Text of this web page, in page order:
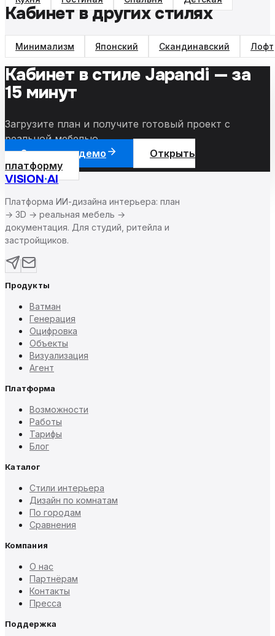
Кабинет в других стилях
Минимализм Японский Скандинавский Лофт
Кабинет в стиле Japandi — за
15 минут
Загрузите план и получите готовый проект с
реальной мебелью.
Запросить демо
Открыть
платформу
VISION·AI
Платформа ИИ-дизайна интерьера: план
→ 3D → реальная мебель →
документация. Для студий, ритейла и
застройщиков.
Продукты
Ватман
Генерация
Оцифровка
Объекты
Визуализация
Агент
Платформа
Возможности
Работы
Тарифы
Блог
Каталог
Стили интерьера
Дизайн по комнатам
По городам
Сравнения
Компания
О нас
Партнёрам
Контакты
Пресса
Поддержка